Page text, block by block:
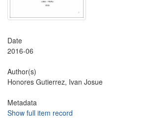
Date
2016-06
Author(s)
Honores Gutierrez, Ivan Josue
Metadata
Show full item record